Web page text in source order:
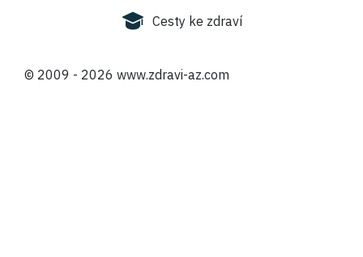
Cesty ke zdraví
© 2009 - 2026 www.zdravi-az.com